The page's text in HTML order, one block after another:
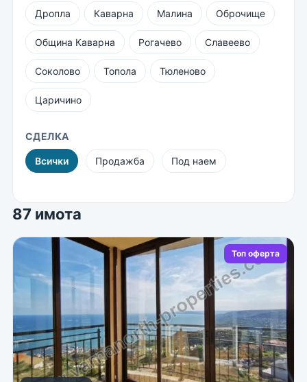
Дропла Каварна Малина Оброчище
Община Каварна Рогачево Славеево
Соколово Топола Тюленово
Царичино
СДЕЛКА
Всички Продажба Под наем
87 имота
Топ оферта